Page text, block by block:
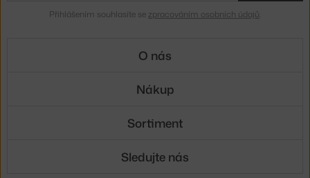
Přihlášením souhlasíte se zpracováním osobních údajů
O nás
Nákup
Sortiment
Sledujte nás